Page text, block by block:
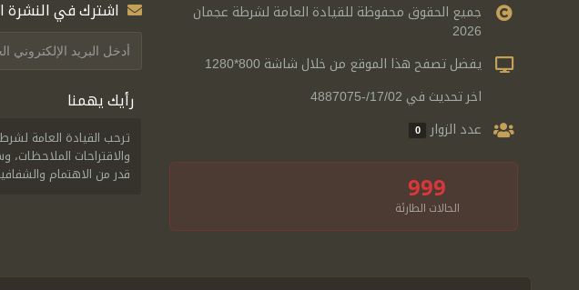
جميع الحقوق محفوظة للقيادة العامة لشرطة عجمان
2026
يفضل تصفح هذا الموقع من خلال شاشة 800*1280
اخر تحديث في 17/02/-4887075
عدد الزوار 0
999
الحالات الطارئة
اشترك في النشرة
رأيك يهمنا
ترحب القيادة العامة
والاقتراحات الملاحظات،
قدر من الاهتمام